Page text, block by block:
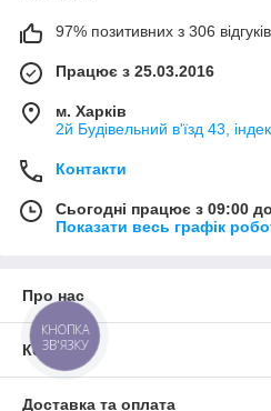
97% позитивних з 306
Працює з 25.03.2016
м. Харків
2й Будівельний в'їзд 43,
Контакти
Сьогодні працює з 09:00
Показати весь графік
Про нас
Контакти
Доставка та оплата
КНОПКА
ЗВ'ЯЗКУ